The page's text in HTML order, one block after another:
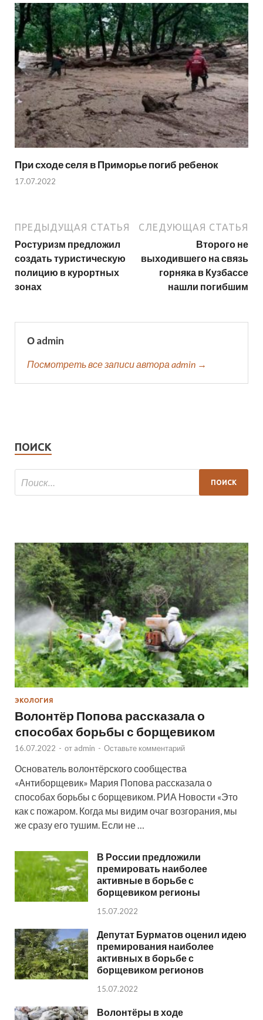
При сходе селя в Приморье погиб ребенок
17.07.2022
ПРЕДЫДУЩАЯ СТАТЬЯ
Ростуризм предложил
создать туристическую
полицию в курортных
зонах
СЛЕДУЮЩАЯ СТАТЬЯ
Второго не
выходившего на связь
горняка в Кузбассе
нашли погибшим
О admin
Посмотреть все записи автора admin →
ПОИСК
ЭКОЛОГИЯ
Волонтёр Попова рассказала о
способах борьбы с борщевиком
16.07.2022 - от admin - Оставьте комментарий
Основатель волонтёрского сообщества
«Антиборщевик» Мария Попова рассказала о
способах борьбы с борщевиком. РИА Новости «Это
как с пожаром. Когда мы видим очаг возгорания, мы
же сразу его тушим. Если не …
В России предложили
премировать наиболее
активные в борьбе с
борщевиком регионы
15.07.2022
Депутат Бурматов оценил идею
премирования наиболее
активных в борьбе с
борщевиком регионов
15.07.2022
Волонтёры в ходе